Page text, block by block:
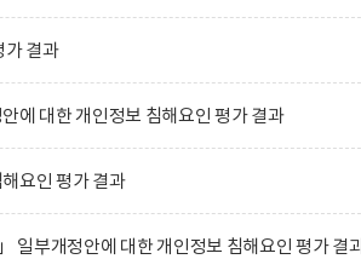
가 결과
에 대한 개인정보 침해요인 평가 결과
요인 평가 결과
일부개정안에 대한 개인정보 침해요인 평가 결